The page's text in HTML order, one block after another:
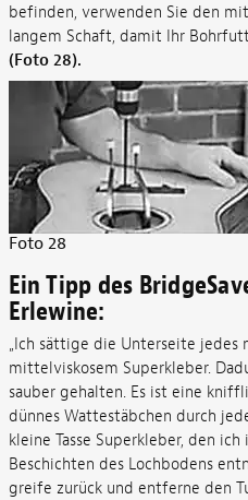
befinden, verwenden Sie den
langem Schaft, damit Ihr
(Foto 28).
Foto 28
Ein Tipp des
Erlewine:
„Ich sättige die Unterseite jedes
mittelviskosem Superkleber.
sauber gehalten. Es ist eine
dünnes Wattestäbchen durch
kleine Tasse Superkleber, den
Beschichten des Lochbodens
greife zurück und entferne den